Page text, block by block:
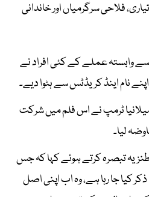
فلاحی سرگرمیاں اور خاندانی
وابستہ عملے کے کئی افراد نے
نام اینڈ کریڈٹس سے ہٹوا دیے۔
ٹرمپ نے اس فلم میں شرکت
تبصرہ کرتے ہوئے کہا کہ جس
کیا جا رہا ہے، وہ اب اپنی اصل